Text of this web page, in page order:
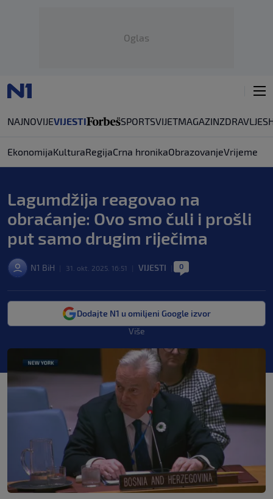
Oglas
NAJNOVIJEVIJESTI SPORTSVIJETMAGAZINZDRAVLJE
EkonomijaKulturaRegijaCrna hronikaObrazovanjeVrijeme
Lagumdžija reagovao na
obraćanje: Ovo smo čuli i prošli
put samo drugim riječima
N1 BiH 31. okt. 2025. 16:51 VIJESTI 0
Dodajte N1 u omiljeni Google izvor
Više